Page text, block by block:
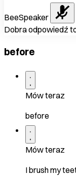
BeeSpeaker
Dobra odpowiedź
before
Mów teraz
before
Mów teraz
I brush my